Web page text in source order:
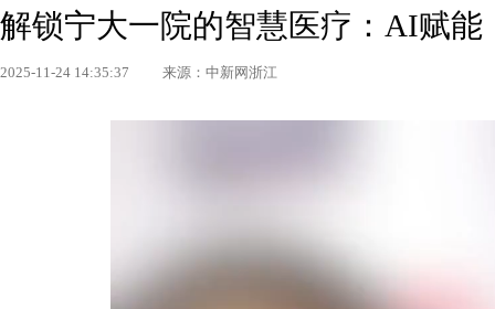
解锁宁大一院的智慧医疗：AI赋能
2025-11-24 14:35:37 来源：中新网浙江